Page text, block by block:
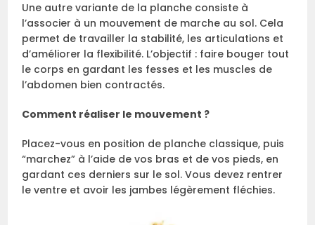
Une autre variante de la planche consiste à
l’associer à un mouvement de marche au sol. Cela
permet de travailler la stabilité, les articulations et
d’améliorer la flexibilité. L’objectif : faire bouger tout
le corps en gardant les fesses et les muscles de
l’abdomen bien contractés.
Comment réaliser le mouvement ?
Placez-vous en position de planche classique, puis
“marchez” à l’aide de vos bras et de vos pieds, en
gardant ces derniers sur le sol. Vous devez rentrer
le ventre et avoir les jambes légèrement fléchies.